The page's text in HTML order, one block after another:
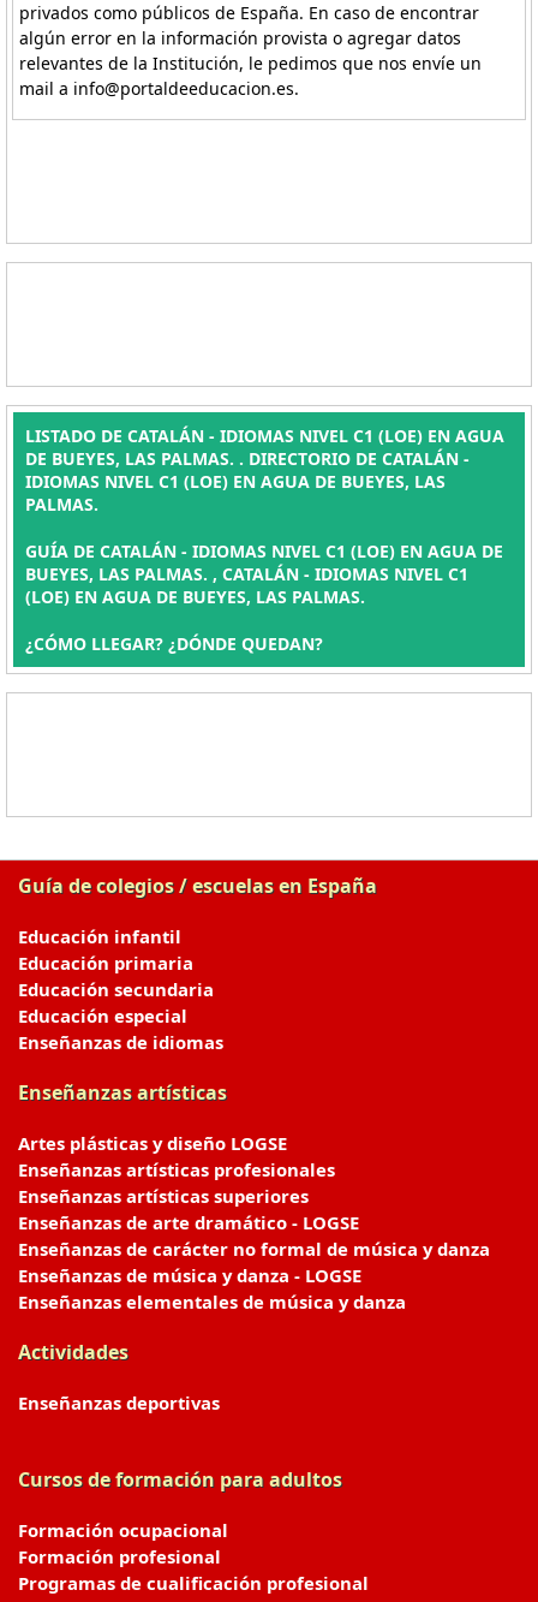
privados como públicos de España. En caso de encontrar
algún error en la información provista o agregar datos
relevantes de la Institución, le pedimos que nos envíe un
mail a info@portaldeeducacion.es.
LISTADO DE CATALÁN - IDIOMAS NIVEL C1 (LOE) EN AGUA
DE BUEYES, LAS PALMAS. . DIRECTORIO DE CATALÁN -
IDIOMAS NIVEL C1 (LOE) EN AGUA DE BUEYES, LAS
PALMAS.
GUÍA DE CATALÁN - IDIOMAS NIVEL C1 (LOE) EN AGUA DE
BUEYES, LAS PALMAS. , CATALÁN - IDIOMAS NIVEL C1
(LOE) EN AGUA DE BUEYES, LAS PALMAS.
¿CÓMO LLEGAR? ¿DÓNDE QUEDAN?
Guía de colegios / escuelas en España
Educación infantil
Educación primaria
Educación secundaria
Educación especial
Enseñanzas de idiomas
Enseñanzas artísticas
Artes plásticas y diseño LOGSE
Enseñanzas artísticas profesionales
Enseñanzas artísticas superiores
Enseñanzas de arte dramático - LOGSE
Enseñanzas de carácter no formal de música y danza
Enseñanzas de música y danza - LOGSE
Enseñanzas elementales de música y danza
Actividades
Enseñanzas deportivas
Cursos de formación para adultos
Formación ocupacional
Formación profesional
Programas de cualificación profesional